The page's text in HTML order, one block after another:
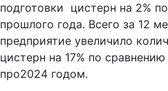
подготовки цистерн на 2%
прошлого года. Всего за 12
предприятие увеличило
цистерн на 17% по
про2024 годом.